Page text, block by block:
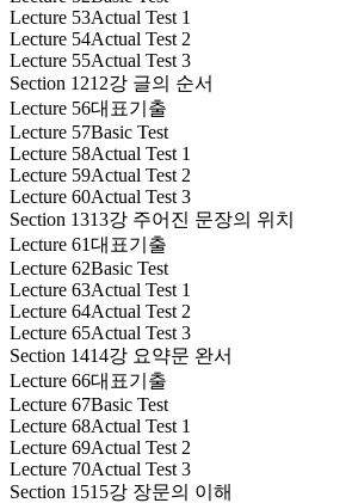
Lecture 53Actual Test 1
Lecture 54Actual Test 2
Lecture 55Actual Test 3
Section 1212강 글의 순서
Lecture 56대표기출
Lecture 57Basic Test
Lecture 58Actual Test 1
Lecture 59Actual Test 2
Lecture 60Actual Test 3
Section 1313강 주어진 문장의 위치
Lecture 61대표기출
Lecture 62Basic Test
Lecture 63Actual Test 1
Lecture 64Actual Test 2
Lecture 65Actual Test 3
Section 1414강 요약문 완서
Lecture 66대표기출
Lecture 67Basic Test
Lecture 68Actual Test 1
Lecture 69Actual Test 2
Lecture 70Actual Test 3
Section 1515강 장문의 이해